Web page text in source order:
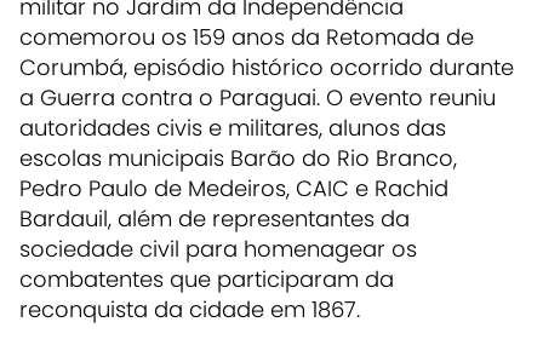
militar no Jardim da Independência
comemorou os 159 anos da Retomada de
Corumbá, episódio histórico ocorrido durante
a Guerra contra o Paraguai. O evento reuniu
autoridades civis e militares, alunos das
escolas municipais Barão do Rio Branco,
Pedro Paulo de Medeiros, CAIC e Rachid
Bardauil, além de representantes da
sociedade civil para homenagear os
combatentes que participaram da
reconquista da cidade em 1867.